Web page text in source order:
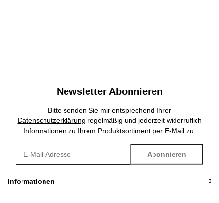
Newsletter Abonnieren
Bitte senden Sie mir entsprechend Ihrer
Datenschutzerklärung regelmäßig und jederzeit widerruflich
Informationen zu Ihrem Produktsortiment per E-Mail zu.
Abonnieren
Informationen